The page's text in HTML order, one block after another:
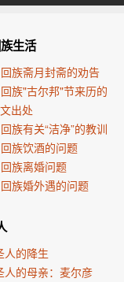
生活
回族斋月封斋的劝告
回族"古尔邦"节来历的
出处
回族有关“洁净”的教训
回族饮酒的问题
回族离婚问题
回族婚外遇的问题
人的降生
人的母亲：麦尔彦